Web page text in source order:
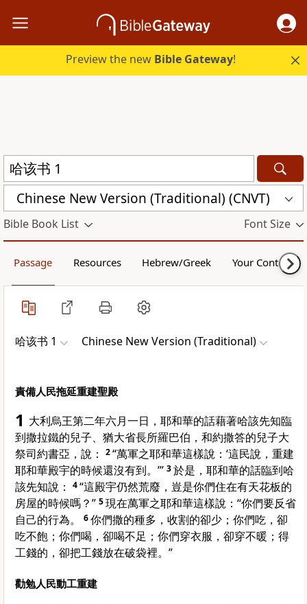
Preview the new Bible Gateway!
Chinese New Version (Traditional) (CNVT)
Bible Book List Font Size
Passage Resources Hebrew/Greek Your Content
哈该书 1 Chinese New Version (Traditional)
責備人民拖延重建聖殿
1 大利烏王第二年六月一日，耶和華的話藉著哈該先知臨
到撒拉鐵的兒子、猶大省長所羅巴伯，和約撒答的兒子大
祭司約書亞，說：
2“萬軍之耶和華這樣說：‘這民說，重建
耶和華殿宇的時候還沒有到。’” 3於是，耶和華的話臨到哈
該先知說：
4“這殿宇仍然荒廢，豈是你們住在有天花板的
房屋的時候嗎？” 5現在萬軍之耶和華這樣說：“你們要反省
自己的行為。
6你們撒的種多，收割的卻少；你們吃，卻
吃不飽；你們喝，卻喝不足；你們穿衣服，卻穿不暖；得
工錢的，卻把工錢放在破袋裡。”
勸勉人民動工重建